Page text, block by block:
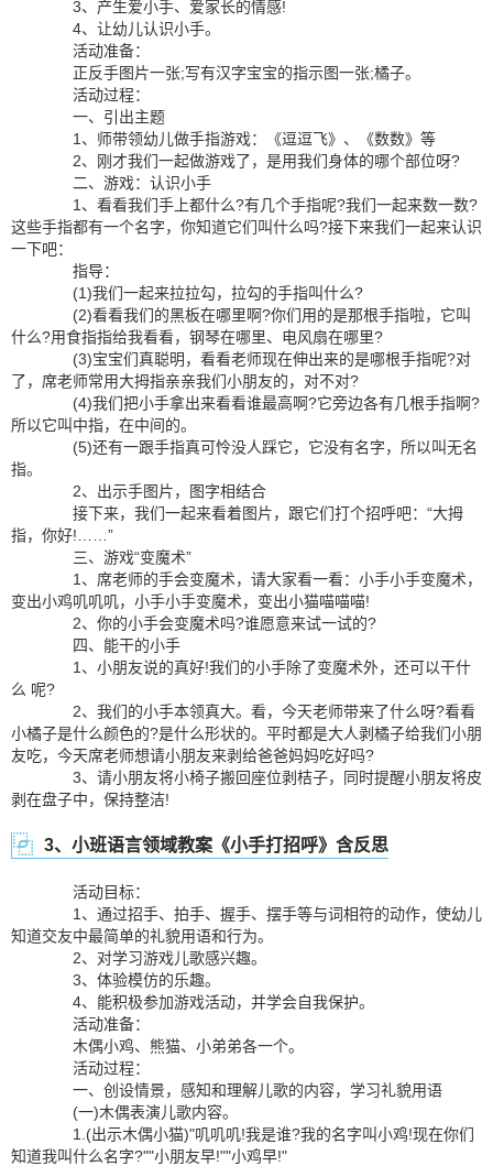
3、产生爱小手、爱家长的情感!
4、让幼儿认识小手。
活动准备：
正反手图片一张;写有汉字宝宝的指示图一张;橘子。
活动过程：
一、引出主题
1、师带领幼儿做手指游戏：《逗逗飞》、《数数》等
2、刚才我们一起做游戏了，是用我们身体的哪个部位呀?
二、游戏：认识小手
1、看看我们手上都什么?有几个手指呢?我们一起来数一数?
这些手指都有一个名字，你知道它们叫什么吗?接下来我们一起来认识
一下吧：
指导：
(1)我们一起来拉拉勾，拉勾的手指叫什么?
(2)看看我们的黑板在哪里啊?你们用的是那根手指啦，它叫
什么?用食指指给我看看，钢琴在哪里、电风扇在哪里?
(3)宝宝们真聪明，看看老师现在伸出来的是哪根手指呢?对
了，席老师常用大拇指亲亲我们小朋友的，对不对?
(4)我们把小手拿出来看看谁最高啊?它旁边各有几根手指啊?
所以它叫中指，在中间的。
(5)还有一跟手指真可怜没人踩它，它没有名字，所以叫无名
指。
2、出示手图片，图字相结合
接下来，我们一起来看着图片，跟它们打个招呼吧：“大拇
指，你好!……”
三、游戏“变魔术”
1、席老师的手会变魔术，请大家看一看：小手小手变魔术，
变出小鸡叽叽叽，小手小手变魔术，变出小猫喵喵喵!
2、你的小手会变魔术吗?谁愿意来试一试的?
四、能干的小手
1、小朋友说的真好!我们的小手除了变魔术外，还可以干什
么 呢?
2、我们的小手本领真大。看，今天老师带来了什么呀?看看
小橘子是什么颜色的?是什么形状的。平时都是大人剥橘子给我们小朋
友吃，今天席老师想请小朋友来剥给爸爸妈妈吃好吗?
3、请小朋友将小椅子搬回座位剥桔子，同时提醒小朋友将皮
剥在盘子中，保持整洁!
3、小班语言领域教案《小手打招呼》含反思
活动目标：
1、通过招手、拍手、握手、摆手等与词相符的动作，使幼儿
知道交友中最简单的礼貌用语和行为。
2、对学习游戏儿歌感兴趣。
3、体验模仿的乐趣。
4、能积极参加游戏活动，并学会自我保护。
活动准备：
木偶小鸡、熊猫、小弟弟各一个。
活动过程：
一、创设情景，感知和理解儿歌的内容，学习礼貌用语
(一)木偶表演儿歌内容。
1.(出示木偶小猫)"叽叽叽!我是谁?我的名字叫小鸡!现在你们
知道我叫什么名字?""小朋友早!""小鸡早!"